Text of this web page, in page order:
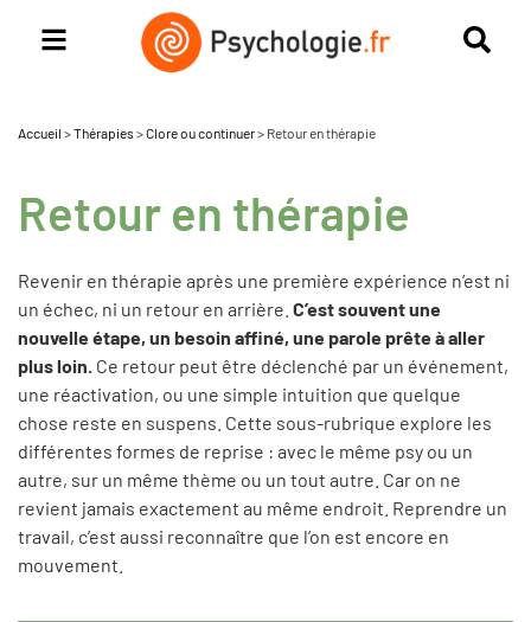
Accueil >Thérapies >Clore ou continuer> Retour en thérapie
Retour en thérapie
Revenir en thérapie après une première expérience n’est ni
un échec, ni un retour en arrière. C’est souvent une
nouvelle étape, un besoin affiné, une parole prête à aller
plus loin. Ce retour peut être déclenché par un événement,
une réactivation, ou une simple intuition que quelque
chose reste en suspens. Cette sous-rubrique explore les
différentes formes de reprise : avec le même psy ou un
autre, sur un même thème ou un tout autre. Car on ne
revient jamais exactement au même endroit. Reprendre un
travail, c’est aussi reconnaître que l’on est encore en
mouvement.